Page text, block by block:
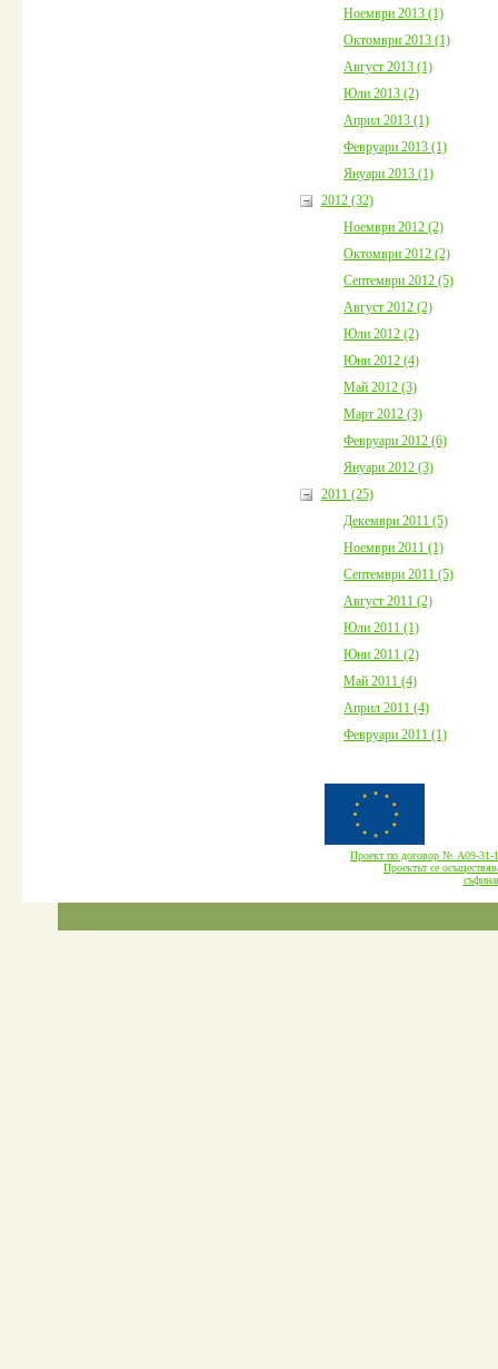
Ноември 2013 (1)
Октомври 2013 (1)
Август 2013 (1)
Юли 2013 (2)
Април 2013 (1)
Февруари 2013 (1)
Януари 2013 (1)
2012 (32)
Ноември 2012 (2)
Октомври 2012 (2)
Септември 2012 (5)
Август 2012 (2)
Юли 2012 (2)
Юни 2012 (4)
Май 2012 (3)
Март 2012 (3)
Февруари 2012 (6)
Януари 2012 (3)
2011 (25)
Декември 2011 (5)
Ноември 2011 (1)
Септември 2011 (5)
Август 2011 (2)
Юли 2011 (1)
Юни 2011 (2)
Май 2011 (4)
Април 2011 (4)
Февруари 2011 (1)
Проект по договор № А09-
Проектът се